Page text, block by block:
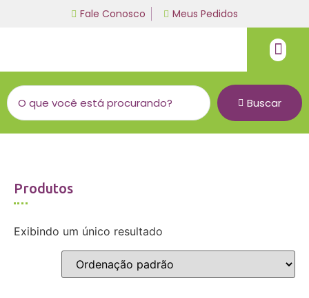
Fale Conosco Meus Pedidos
Buscar
Produtos
Exibindo um único resultado